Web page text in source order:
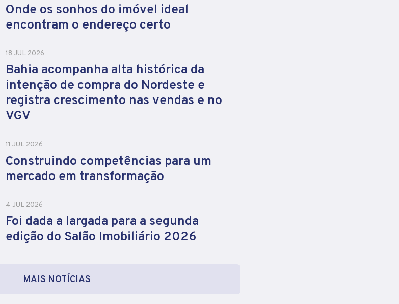
Onde os sonhos do imóvel ideal
encontram o endereço certo
18 JUL 2026
Bahia acompanha alta histórica da
intenção de compra do Nordeste e
registra crescimento nas vendas e no
VGV
11 JUL 2026
Construindo competências para um
mercado em transformação
4 JUL 2026
Foi dada a largada para a segunda
edição do Salão Imobiliário 2026
MAIS NOTÍCIAS